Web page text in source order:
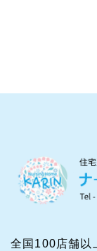
全国100店舗以